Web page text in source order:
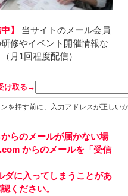
】
当サイトのメール会員
修やイベント開催情報な
月1回程度配信）
け取る→
ンを押す前に、入力アドレスが正しい
らのメールが届かない場
からのメールを「受信
ダに入ってしまうことがあ
ください。